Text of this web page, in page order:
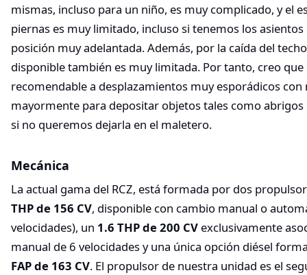
mismas, incluso para un niño, es muy complicado, y el
piernas es muy limitado, incluso si tenemos los
posición muy adelantada. Además, por la caída del
disponible también es muy limitada. Por tanto, creo que
recomendable a desplazamientos muy esporádicos con
mayormente para depositar objetos tales como
si no queremos dejarla en el maletero.
Mecánica
La actual gama del RCZ, está formada por dos
THP de 156 CV, disponible con cambio manual o
velocidades), un 1.6 THP de 200 CV exclusivamente
manual de 6 velocidades y una única opción diésel
FAP de 163 CV. El propulsor de nuestra unidad es el